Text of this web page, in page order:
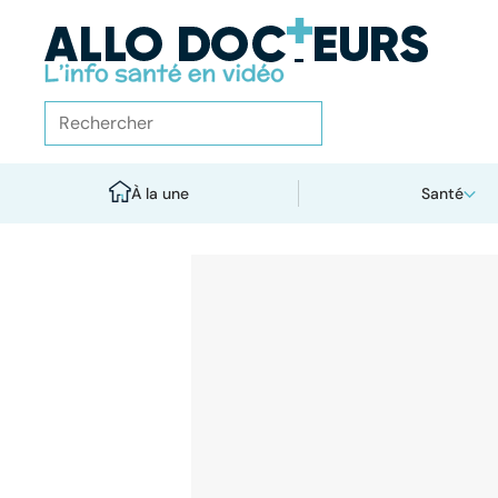
À la une Santé